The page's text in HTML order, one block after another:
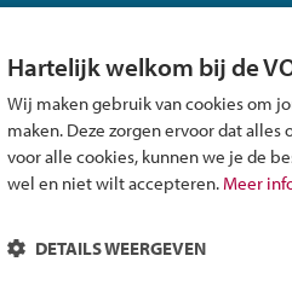
Hartelijk welkom bij de
Wij maken gebruik van cookies om
maken. Deze zorgen ervoor dat
voor alle cookies, kunnen we je de
wel en niet wilt accepteren. Meer
DETAILS WEERGEVEN